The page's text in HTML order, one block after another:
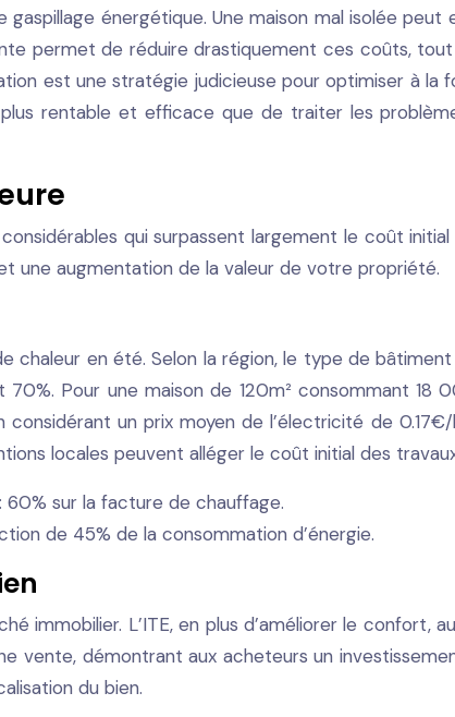
énergétique. Une maison mal isolée
permet de réduire drastiquement ces coûts,
est une stratégie judicieuse pour optimiser à la
rentable et efficace que de traiter les
qui surpassent largement le coût
une augmentation de la valeur de votre propriété.
chaleur en été. Selon la région, le type de
Pour une maison de 120m² consommant 18
un prix moyen de l’électricité de 0.17€/
locales peuvent alléger le coût initial des
60% sur la facture de chauffage.
de 45% de la consommation d’énergie.
L’ITE, en plus d’améliorer le confort,
vente, démontrant aux acheteurs un
du bien.